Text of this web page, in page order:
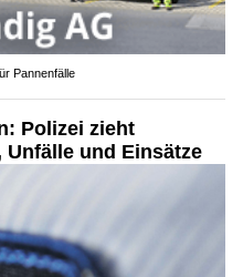
Pannenfälle
Polizei zieht
und Einsätze